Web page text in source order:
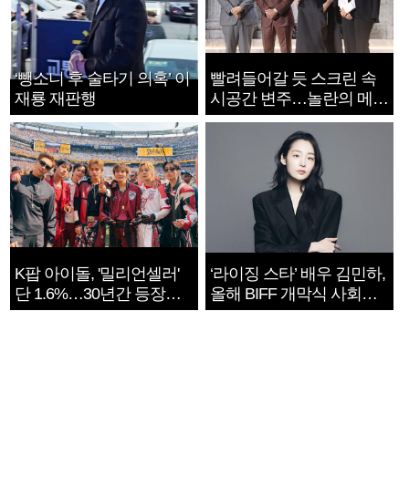
‘뺑소니 후 술타기 의혹’ 이
재룡 재판행
빨려들어갈 듯 스크린 속
시공간 변주…놀란의 메시
지는 ‘전쟁 속죄’
K팝 아이돌, '밀리언셀러'
단 1.6%…30년간 등장
1182개팀 전수조사
‘라이징 스타’ 배우 김민하,
올해 BIFF 개막식 사회자
확정